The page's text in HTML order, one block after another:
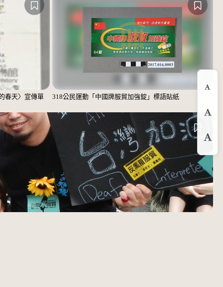
春天〉宣傳單 318公民運動「中國牌服貿加強錠」標語貼紙
放